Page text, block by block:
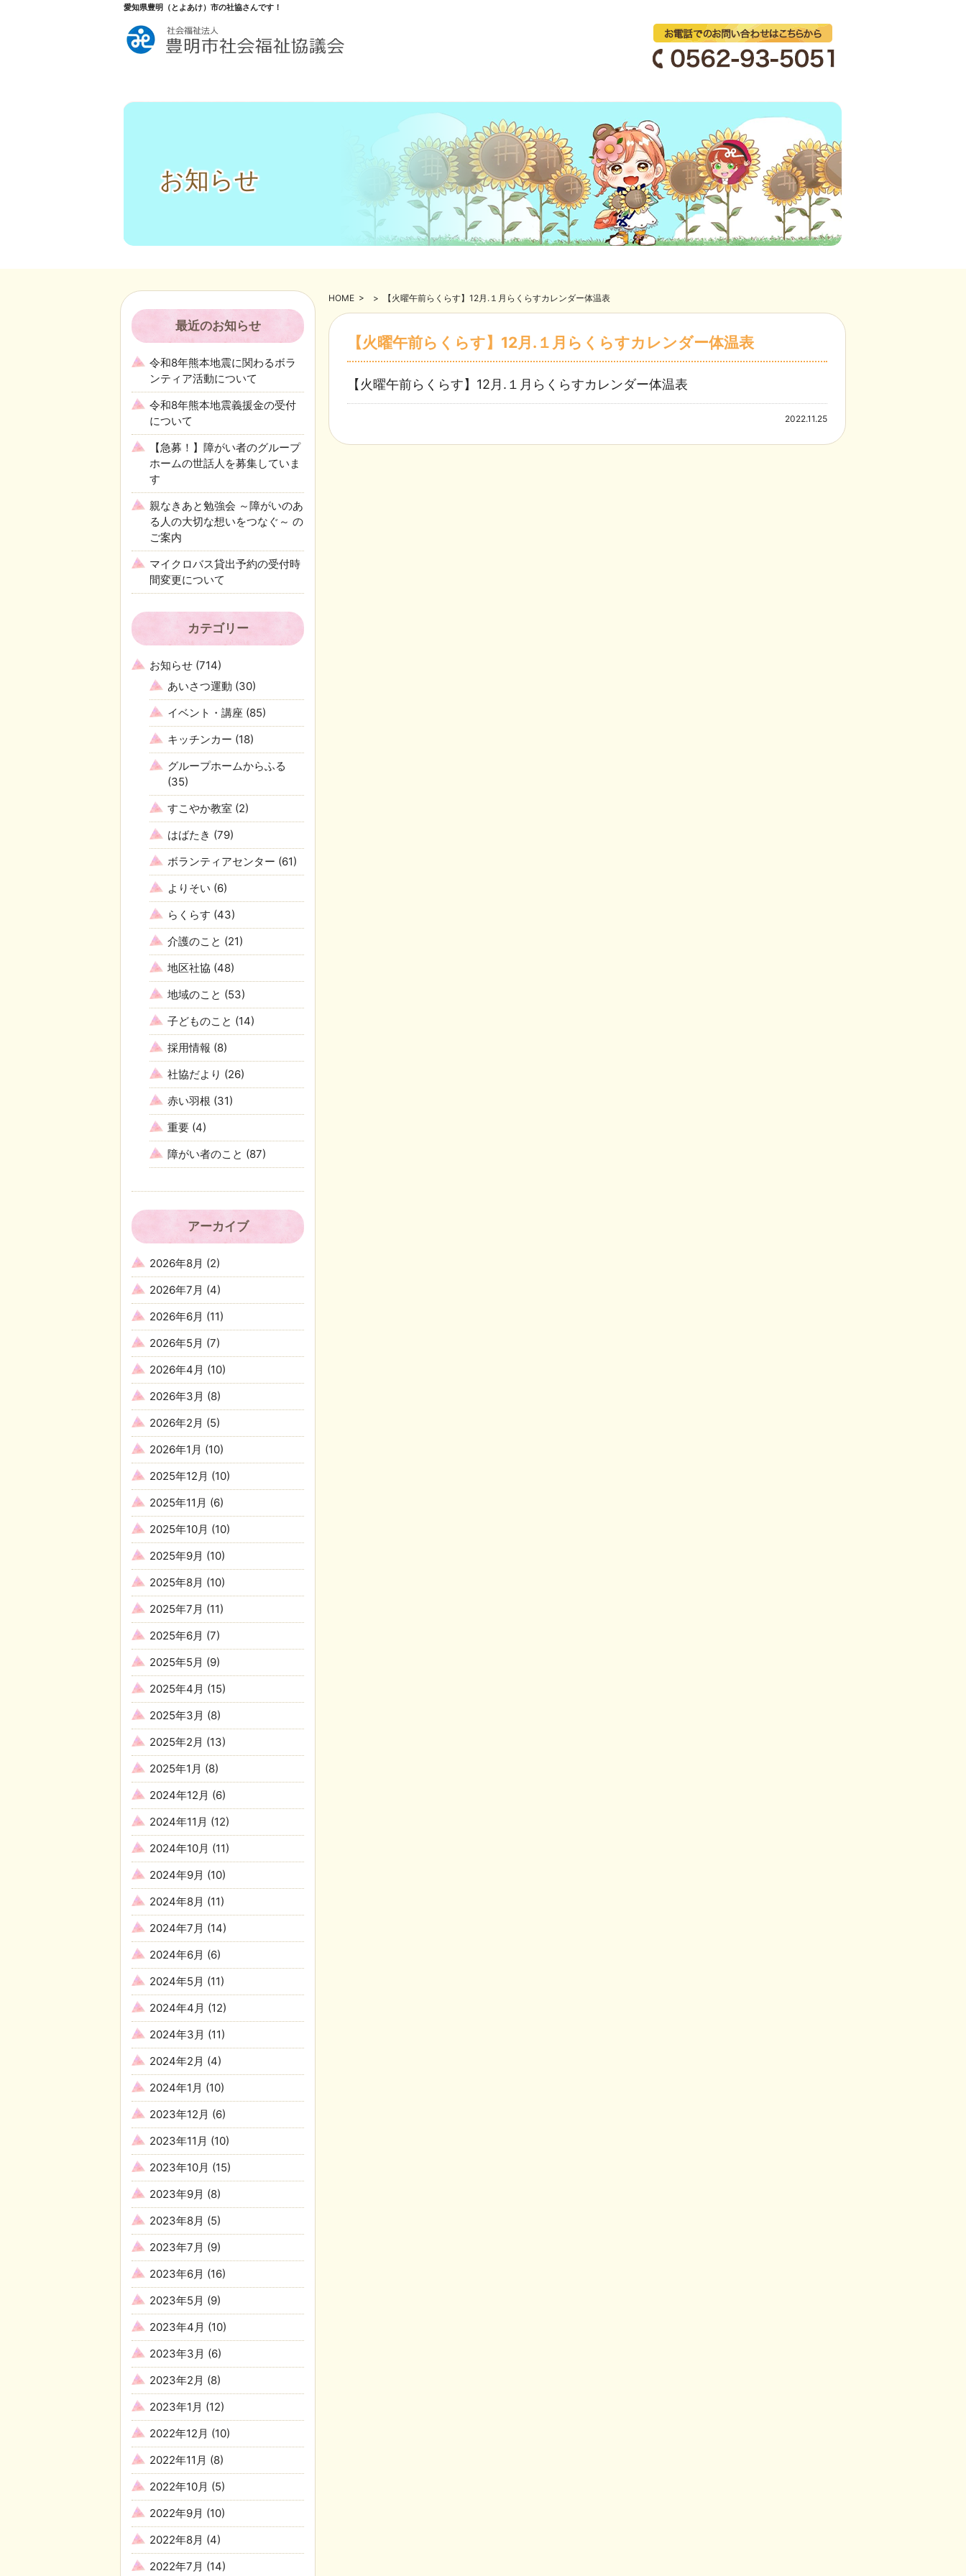
愛知県豊明（とよあけ）市の社協さんです！
お知らせ
HOME > > 【火曜午前らくらす】12月.１月らくらすカレンダー体温表
【火曜午前らくらす】12月.１月らくらすカレンダー体温表
【火曜午前らくらす】12月.１月らくらすカレンダー体温表
2022.11.25
最近のお知らせ
令和8年熊本地震に関わるボラ
ンティア活動について
令和8年熊本地震義援金の受付
について
【急募！】障がい者のグループ
ホームの世話人を募集していま
す
親なきあと勉強会 ～障がいのあ
る人の大切な想いをつなぐ～ の
ご案内
マイクロバス貸出予約の受付時
間変更について
カテゴリー
お知らせ (714)
あいさつ運動 (30)
イベント・講座 (85)
キッチンカー (18)
グループホームからふる
(35)
すこやか教室 (2)
はばたき (79)
ボランティアセンター (61)
よりそい (6)
らくらす (43)
介護のこと (21)
地区社協 (48)
地域のこと (53)
子どものこと (14)
採用情報 (8)
社協だより (26)
赤い羽根 (31)
重要 (4)
障がい者のこと (87)
アーカイブ
2026年8月 (2)
2026年7月 (4)
2026年6月 (11)
2026年5月 (7)
2026年4月 (10)
2026年3月 (8)
2026年2月 (5)
2026年1月 (10)
2025年12月 (10)
2025年11月 (6)
2025年10月 (10)
2025年9月 (10)
2025年8月 (10)
2025年7月 (11)
2025年6月 (7)
2025年5月 (9)
2025年4月 (15)
2025年3月 (8)
2025年2月 (13)
2025年1月 (8)
2024年12月 (6)
2024年11月 (12)
2024年10月 (11)
2024年9月 (10)
2024年8月 (11)
2024年7月 (14)
2024年6月 (6)
2024年5月 (11)
2024年4月 (12)
2024年3月 (11)
2024年2月 (4)
2024年1月 (10)
2023年12月 (6)
2023年11月 (10)
2023年10月 (15)
2023年9月 (8)
2023年8月 (5)
2023年7月 (9)
2023年6月 (16)
2023年5月 (9)
2023年4月 (10)
2023年3月 (6)
2023年2月 (8)
2023年1月 (12)
2022年12月 (10)
2022年11月 (8)
2022年10月 (5)
2022年9月 (10)
2022年8月 (4)
2022年7月 (14)